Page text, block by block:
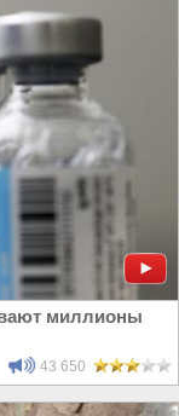
миллионы
43 650